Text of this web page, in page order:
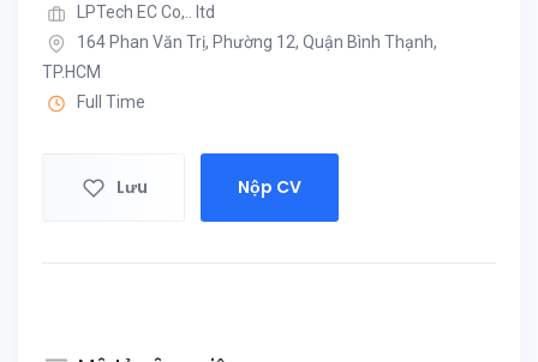
LPTech EC Co,.. ltd
164 Phan Văn Trị, Phường 12, Quận Bình Thạnh,
TP.HCM
Full Time
Lưu Nộp CV